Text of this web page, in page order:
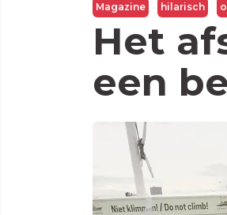
Magazine hilarisch
Het
een